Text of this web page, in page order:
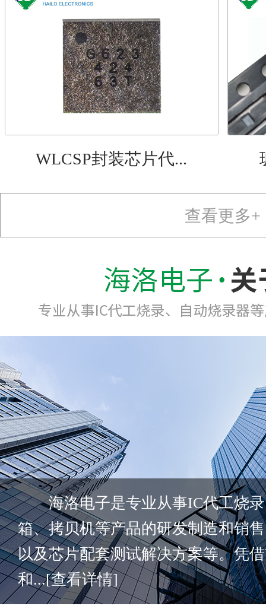
WLCSP封装芯片代...
查看更多+
海洛电子是专业从事IC代工烧录
箱、拷贝机等产品的研发制造和销
以及芯片配套测试解决方案等。凭
和...[查看详情]